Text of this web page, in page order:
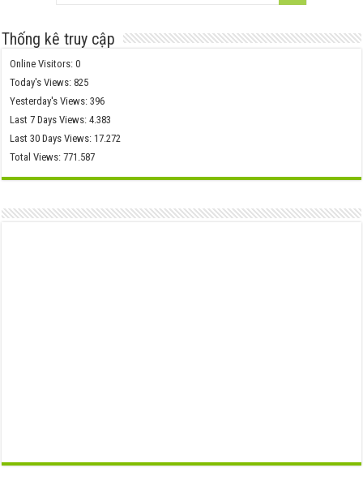
Thống kê truy cập
Online Visitors:0
Today's Views:825
Yesterday's Views:396
Last 7 Days Views:4.383
Last 30 Days Views:17.272
Total Views:771.587